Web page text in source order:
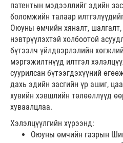
патентын мэдээллийг эдийн
боломжийн талаар
Оюуны өмчийн хяналт, шалгалт,
нэвтрүүлэхтэй холбоотой
бүтээлч үйлдвэрлэлийн
мэргэжилтнүүд илтгэл
суурилсан бүтээгдэхүүний
дахь эдийн засгийн үр ашиг,
хувийн хэвшлийн төлөөллүүд
хуваалцлаа.
Хэлэлцүүлгийн хүрээнд:
Оюуны өмчийн газрын